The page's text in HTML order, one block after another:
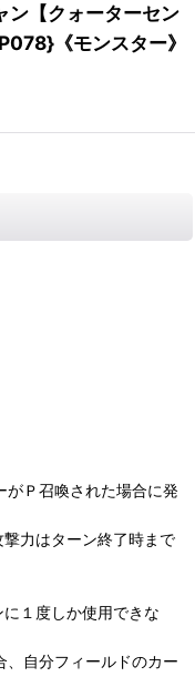
ン【クォーターセン
《モンスター》
がＰ召喚された場合に発
力はターン終了時まで
１度しか使用できな
、自分フィールドのカー